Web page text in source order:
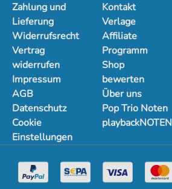
Zahlung und
Lieferung
Widerrufsrecht
Vertrag
widerrufen
Impressum
AGB
Datenschutz
Cookie
Einstellungen
Kontakt
Verlage
Affiliate
Programm
Shop
bewerten
Über uns
Pop Trio Noten
playbackNOTEN